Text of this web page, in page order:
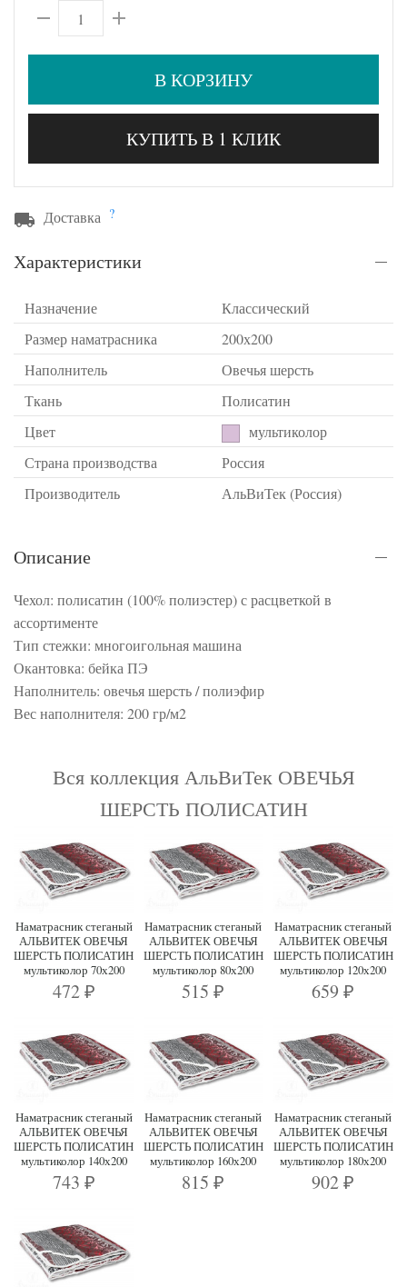
В КОРЗИНУ
КУПИТЬ В 1 КЛИК
Доставка ?
Характеристики
Назначение
Классический
Размер наматрасника
200х200
Наполнитель
Овечья шерсть
Ткань
Полисатин
Цвет
мультиколор
Страна производства
Россия
Производитель
АльВиТек (Россия)
Описание
Чехол: полисатин (100% полиэстер) с расцветкой в
ассортименте
Тип стежки: многоигольная машина
Окантовка: бейка ПЭ
Наполнитель: овечья шерсть / полиэфир
Вес наполнителя: 200 гр/м2
Вся коллекция АльВиТек ОВЕЧЬЯ
ШЕРСТЬ ПОЛИСАТИН
Наматрасник стеганый
АЛЬВИТЕК ОВЕЧЬЯ
ШЕРСТЬ ПОЛИСАТИН
мультиколор 70х200
472 ₽
Наматрасник стеганый
АЛЬВИТЕК ОВЕЧЬЯ
ШЕРСТЬ ПОЛИСАТИН
мультиколор 80х200
515₽
Наматрасник стеганый
АЛЬВИТЕК ОВЕЧЬЯ
ШЕРСТЬ ПОЛИСАТИН
мультиколор 120х200
659₽
Наматрасник стеганый
АЛЬВИТЕК ОВЕЧЬЯ
ШЕРСТЬ ПОЛИСАТИН
мультиколор 140х200
743 ₽
Наматрасник стеганый
АЛЬВИТЕК ОВЕЧЬЯ
ШЕРСТЬ ПОЛИСАТИН
мультиколор 160х200
815₽
Наматрасник стеганый
АЛЬВИТЕК ОВЕЧЬЯ
ШЕРСТЬ ПОЛИСАТИН
мультиколор 180х200
902₽